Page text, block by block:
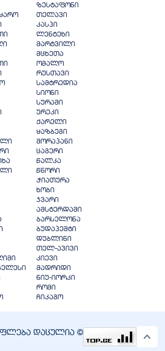
ზესტაფონი
თელავი
კასპი
ლენტეხი
მარტვილი
მცხეთა
ომალო
რუსთავი
სამტრედია
სიონი
სურამი
ურეკი
ქარელი
ყაზბეგი
შორაპანი
ცაგერი
წალკა
წნორი
ჭიათურა
ხობი
ჯვარი
ამსტერდამი
ბარსელონა
ბუდაპეშტი
დუბლინი
თელ-ავივი
კიევი
მადრიდი
ნიუ-იორკი
რომი
ჩიკაგო
დაცულია ©